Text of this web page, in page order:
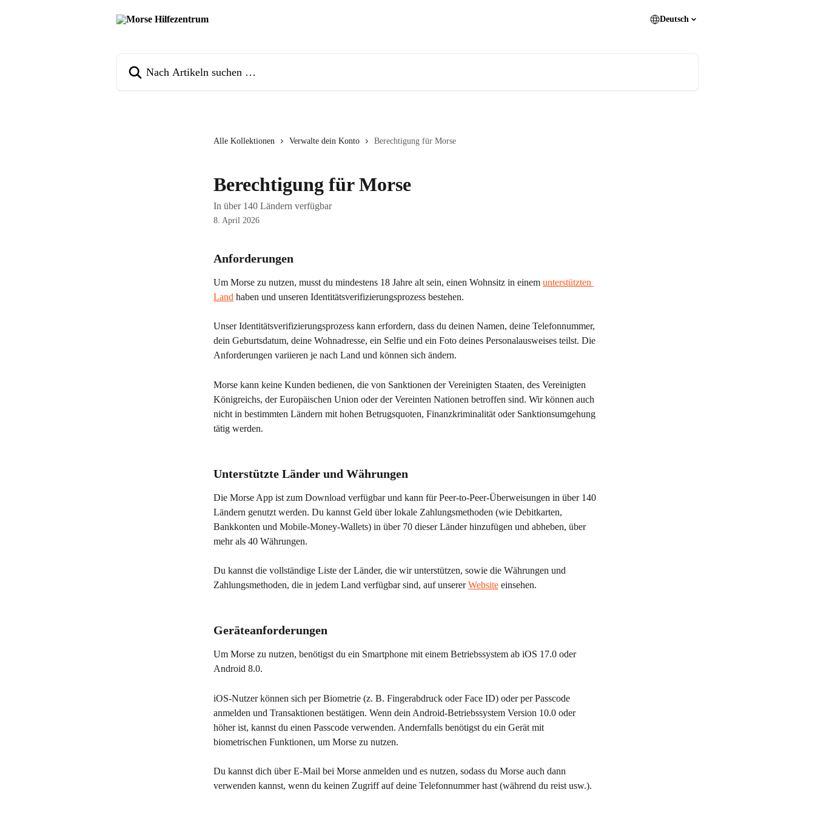
Deutsch
Alle Kollektionen Verwalte dein Konto Berechtigung für Morse
Berechtigung für Morse
In über 140 Ländern verfügbar
8. April 2026
Anforderungen
Um Morse zu nutzen, musst du mindestens 18 Jahre alt sein, einen Wohnsitz in einem unterstützten
Land haben und unseren Identitätsverifizierungsprozess bestehen.
Unser Identitätsverifizierungsprozess kann erfordern, dass du deinen Namen, deine Telefonnummer,
dein Geburtsdatum, deine Wohnadresse, ein Selfie und ein Foto deines Personalausweises teilst. Die
Anforderungen variieren je nach Land und können sich ändern.
Morse kann keine Kunden bedienen, die von Sanktionen der Vereinigten Staaten, des Vereinigten
Königreichs, der Europäischen Union oder der Vereinten Nationen betroffen sind. Wir können auch
nicht in bestimmten Ländern mit hohen Betrugsquoten, Finanzkriminalität oder Sanktionsumgehung
tätig werden.
Unterstützte Länder und Währungen
Die Morse App ist zum Download verfügbar und kann für Peer-to-Peer-Überweisungen in über 140
Ländern genutzt werden. Du kannst Geld über lokale Zahlungsmethoden (wie Debitkarten,
Bankkonten und Mobile-Money-Wallets) in über 70 dieser Länder hinzufügen und abheben, über
mehr als 40 Währungen.
Du kannst die vollständige Liste der Länder, die wir unterstützen, sowie die Währungen und
Zahlungsmethoden, die in jedem Land verfügbar sind, auf unserer Website einsehen.
Geräteanforderungen
Um Morse zu nutzen, benötigst du ein Smartphone mit einem Betriebssystem ab iOS 17.0 oder
Android 8.0.
iOS-Nutzer können sich per Biometrie (z. B. Fingerabdruck oder Face ID) oder per Passcode
anmelden und Transaktionen bestätigen. Wenn dein Android-Betriebssystem Version 10.0 oder
höher ist, kannst du einen Passcode verwenden. Andernfalls benötigst du ein Gerät mit
biometrischen Funktionen, um Morse zu nutzen.
Du kannst dich über E-Mail bei Morse anmelden und es nutzen, sodass du Morse auch dann
verwenden kannst, wenn du keinen Zugriff auf deine Telefonnummer hast (während du reist usw.).